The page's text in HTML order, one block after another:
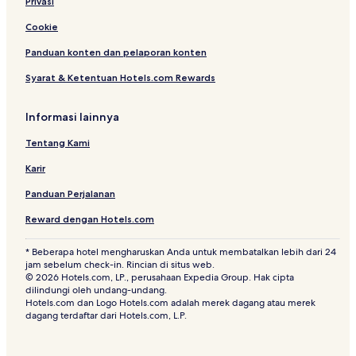
Hotel dekat Ostsee Therme Scharbeutz
Hotel di Karlshof/Israelsdorf/Gothmund
Hotel dekat Pantai Anjing
Hotel di Parin
Hotel di Priwall
Hotel dekat Lübeck Town Hall
Hotel Ramah Hewan Peliharaan di Niendorf/Ostsee
Hotel dekat Rumah Sakit Holy Spirit
Hotel dengan Kolam Renang di Niendorf/Ostsee
Hotel di Blankensee
Hotel Keluarga di Scharbeutz
Hotel Pantai di Groemitz
Resor & Hotel dengan Spa di Travemuende
Cookie
Panduan konten dan pelaporan konten
Syarat & Ketentuan Hotels.com Rewards
Informasi lainnya
Tentang Kami
Karir
Panduan Perjalanan
Reward dengan Hotels.com
* Beberapa hotel mengharuskan Anda untuk membatalkan lebih dari 24
jam sebelum check-in. Rincian di situs web.
© 2026 Hotels.com, LP., perusahaan Expedia Group. Hak cipta
dilindungi oleh undang-undang.
Hotels.com dan Logo Hotels.com adalah merek dagang atau merek
dagang terdaftar dari Hotels.com, L.P.